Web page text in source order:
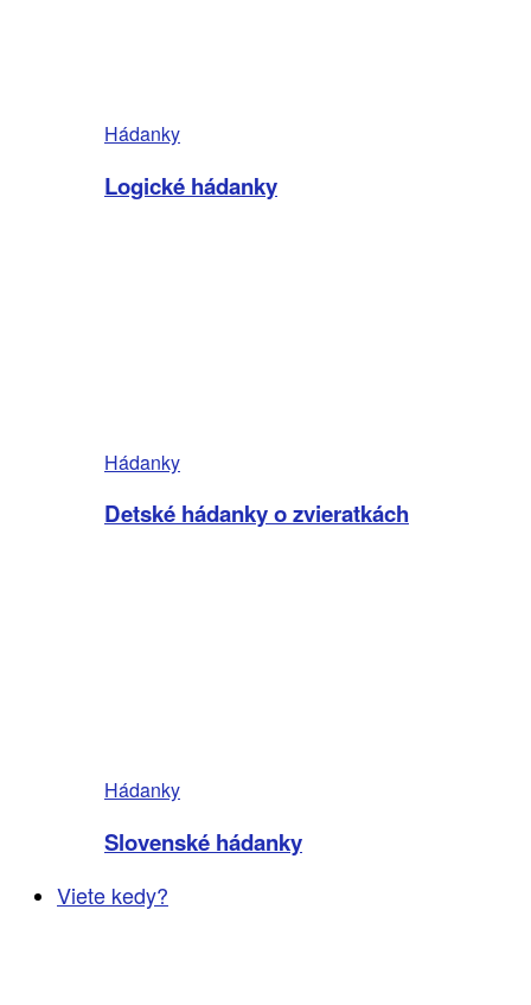
Hádanky
Logické hádanky
Hádanky
Detské hádanky o zvieratkách
Hádanky
Slovenské hádanky
Viete kedy?